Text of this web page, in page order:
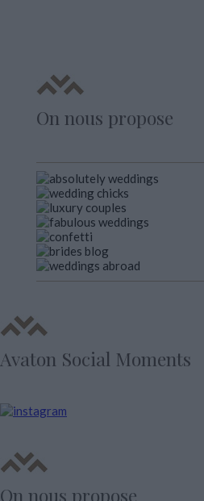
On nous propose
Avaton Social Moments
On nous propose